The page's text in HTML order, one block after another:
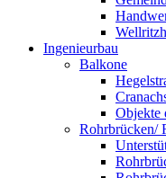
Ingenieurbau
Balkone
Objekte
Rohrbrücken/